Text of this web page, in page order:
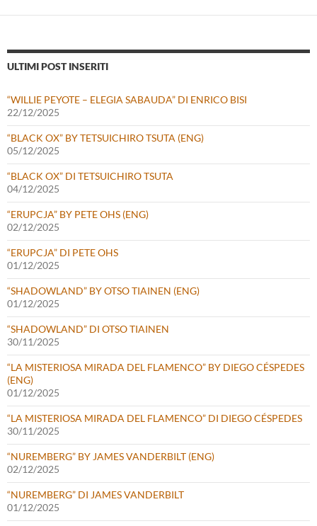
ULTIMI POST INSERITI
“WILLIE PEYOTE – ELEGIA SABAUDA” DI ENRICO BISI
22/12/2025
“BLACK OX” BY TETSUICHIRO TSUTA (ENG)
05/12/2025
“BLACK OX” DI TETSUICHIRO TSUTA
04/12/2025
“ERUPCJA” BY PETE OHS (ENG)
02/12/2025
“ERUPCJA” DI PETE OHS
01/12/2025
“SHADOWLAND” BY OTSO TIAINEN (ENG)
01/12/2025
“SHADOWLAND” DI OTSO TIAINEN
30/11/2025
“LA MISTERIOSA MIRADA DEL FLAMENCO” BY DIEGO CÉSPEDES
(ENG)
01/12/2025
“LA MISTERIOSA MIRADA DEL FLAMENCO” DI DIEGO CÉSPEDES
30/11/2025
“NUREMBERG” BY JAMES VANDERBILT (ENG)
02/12/2025
“NUREMBERG” DI JAMES VANDERBILT
01/12/2025